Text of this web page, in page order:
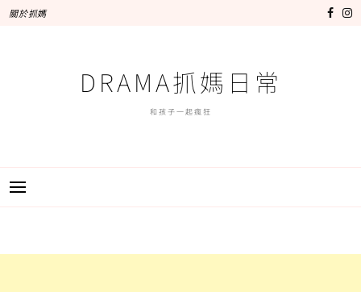
關於抓媽
DRAMA抓媽日常
和孩子一起瘋狂